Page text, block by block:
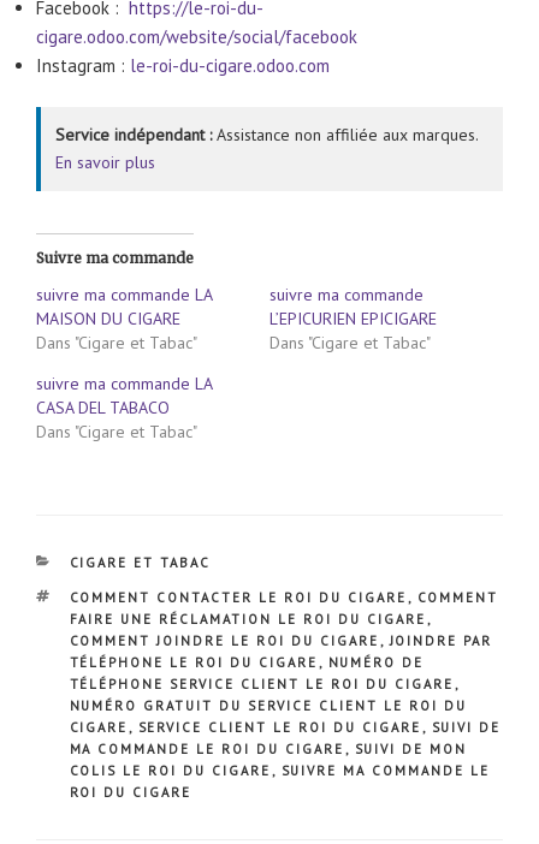
Facebook : https://le-roi-du-
cigare.odoo.com/website/social/facebook
Instagram : le-roi-du-cigare.odoo.com
Service indépendant :Assistance non affiliée aux marques.
En savoir plus
Suivre ma commande
suivre ma commande LA
MAISON DU CIGARE
Dans "Cigare et Tabac"
suivre ma commande
L’EPICURIEN EPICIGARE
Dans "Cigare et Tabac"
suivre ma commande LA
CASA DEL TABACO
Dans "Cigare et Tabac"
CATÉGORIES
CIGARE ET TABAC
ÉTIQUETTES
COMMENT CONTACTER LE ROI DU CIGARE , COMMENT
FAIRE UNE RÉCLAMATION LE ROI DU CIGARE ,
COMMENT JOINDRE LE ROI DU CIGARE ,JOINDRE PAR
TÉLÉPHONE LE ROI DU CIGARE , NUMÉRO DE
TÉLÉPHONE SERVICE CLIENT LE ROI DU CIGARE ,
NUMÉRO GRATUIT DU SERVICE CLIENT LE ROI DU
CIGARE , SERVICE CLIENT LE ROI DU CIGARE , SUIVI DE
MA COMMANDE LE ROI DU CIGARE , SUIVI DE MON
COLIS LE ROI DU CIGARE , SUIVRE MA COMMANDE LE
ROI DU CIGARE